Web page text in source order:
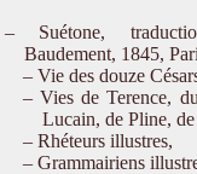
Suétone,
Baudement, 1845,
Vie des douze
Vies de Terence,
Lucain, de Pline,
Rhéteurs illustres,
Grammairiens